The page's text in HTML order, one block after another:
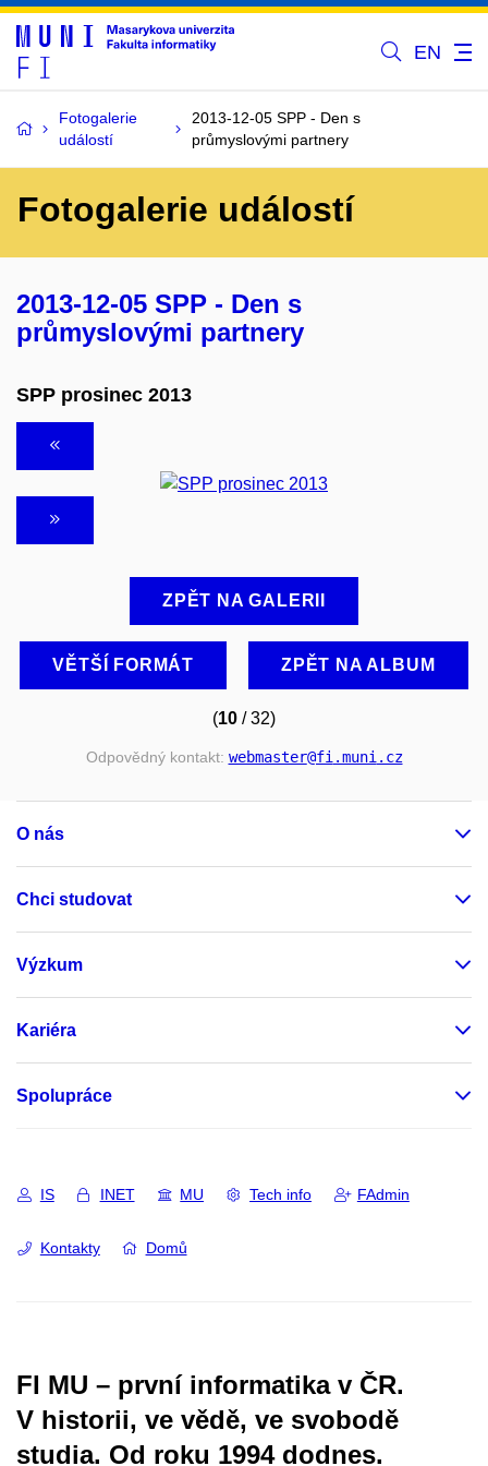
EN
Fotogalerie
událostí
2013-12-05 SPP - Den s
průmyslovými partnery
Fotogalerie událostí
2013-12-05 SPP - Den s
průmyslovými partnery
SPP prosinec 2013
ZPĚT NA GALERII
VĚTŠÍ FORMÁT ZPĚT NA ALBUM
(10 / 32)
Odpovědný kontakt: webmaster@fi.muni.cz
O nás
Chci studovat
Výzkum
Kariéra
Spolupráce
IS INET MU Tech info FAdmin
Kontakty Domů
FI MU – první informatika v ČR.
V historii, ve vědě, ve svobodě
studia. Od roku 1994 dodnes.